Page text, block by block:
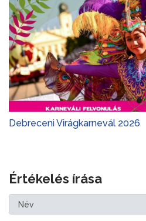
Debreceni Virágkarnevál 2026
Értékelés írása